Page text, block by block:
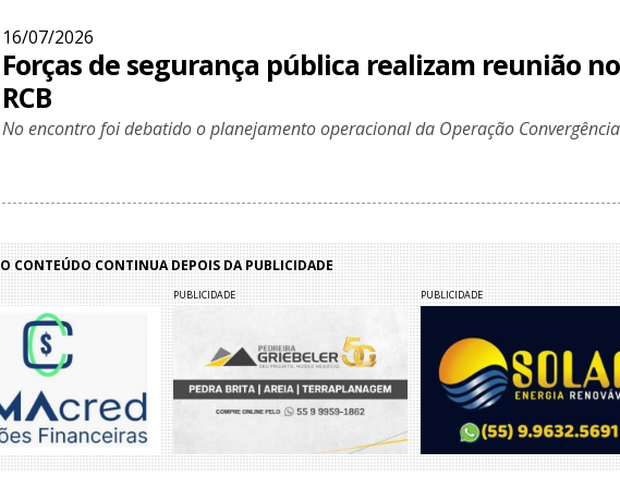
16/07/2026
Forças de segurança pública realizam reunião no
RCB
No encontro foi debatido o planejamento operacional da Operação Convergência
O CONTEÚDO CONTINUA DEPOIS DA PUBLICIDADE
PUBLICIDADE PUBLICIDADE